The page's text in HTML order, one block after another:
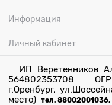
Информация
Личный кабинет
ИП Веретенников
564802353708
г.Оренбург,
место) тел.